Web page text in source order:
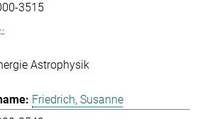
3515
Astrophysik
Friedrich, Susanne